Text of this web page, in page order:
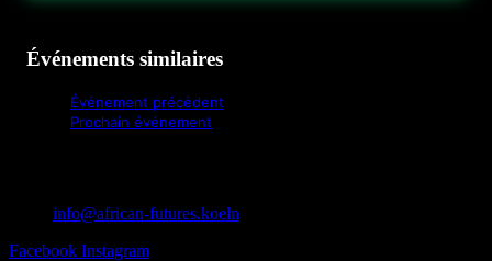
Événements similaires
Événement précédent
Prochain événement
info@african-futures.koeln
Facebook Instagram